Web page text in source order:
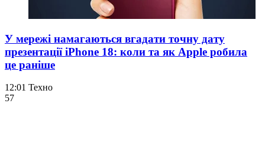
У мережі намагаються вгадати точну дату
презентації iPhone 18: коли та як Apple робила
це раніше
12:01 Техно
57